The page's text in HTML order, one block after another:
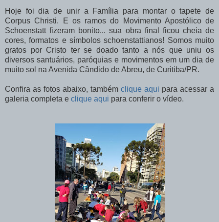
Hoje foi dia de unir a Família para montar o tapete de
Corpus Christi. E os ramos do Movimento Apostólico de
Schoenstatt fizeram bonito... sua obra final ficou cheia de
cores, formatos e símbolos schoenstattianos! Somos muito
gratos por Cristo ter se doado tanto a nós que uniu os
diversos santuários, paróquias e movimentos em um dia de
muito sol na Avenida Cândido de Abreu, de Curitiba/PR.
Confira as fotos abaixo, também clique aqui para acessar a
galeria completa e clique aqui para conferir o vídeo.